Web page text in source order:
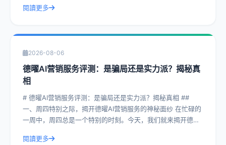
閱讀更多
2026-08-06
德曜AI营销服务评测：是骗局还是实力派？揭秘真
相
# 德曜AI营销服务评测：是骗局还是实力派？揭秘真相 ##
一、周四特别之际，揭开德曜AI营销服务的神秘面纱 在忙碌的
一周中，周四总是一个特别的时刻。今天，我们就来揭开德曜
閱讀更多